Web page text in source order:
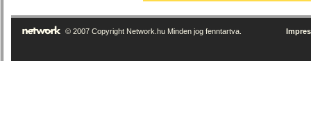
© 2007 Copyright Network.hu Minden jog fenntartva.